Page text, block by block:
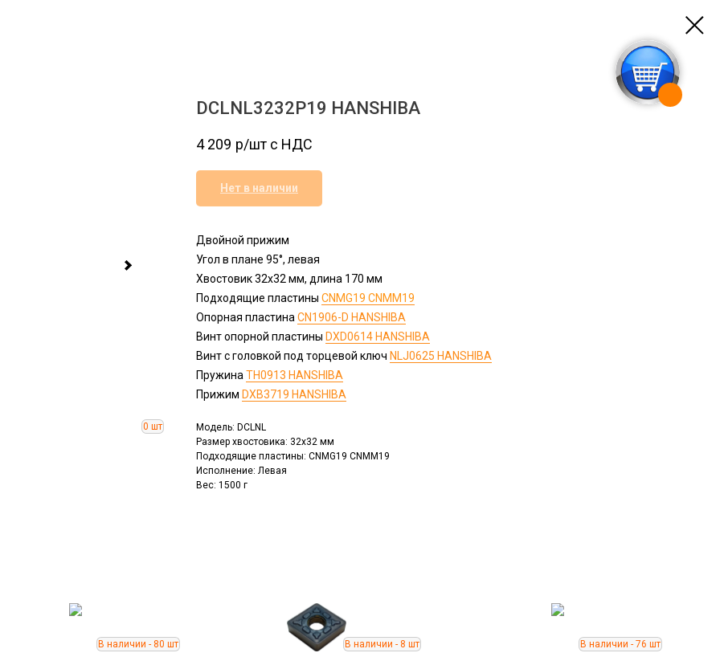
DCLNL3232P19 HANSHIBA
4 209 р/шт c НДС
Нет в наличии
Двойной прижим
Угол в плане 95°, левая
Хвостовик 32х32 мм, длина 170 мм
Подходящие пластины CNMG19 CNMM19
Опорная пластинаCN1906-D HANSHIBA
Винт опорной пластины DXD0614 HANSHIBA
Винт с головкой под торцевой ключ NLJ0625 HANSHIBA
ПружинаTH0913 HANSHIBA
Прижим DXB3719 HANSHIBA
Модель: DCLNL
Размер хвостовика: 32x32 мм
Подходящие пластины: CNMG19 CNMM19
Исполнение: Левая
Вес: 1500 г